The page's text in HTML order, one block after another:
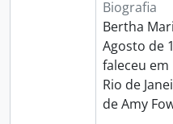
Biografia
Bertha
Agosto de
faleceu em
Rio de
de Amy